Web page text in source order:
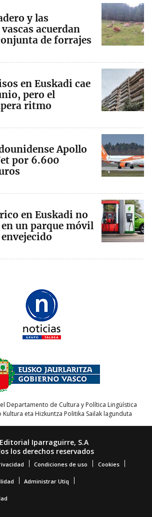
y las
acuerdan
de forrajes
en Euskadi cae
pero el
ritmo
Apollo
por 6.600
en Euskadi no
un parque móvil
Departamento de Cultura y Política Lingüística
Kultura eta Hizkuntza Politika Sailak lagunduta
Iparraguirre, S.A
los derechos reservados
Condiciones de uso Cookies
Administrar Utiq